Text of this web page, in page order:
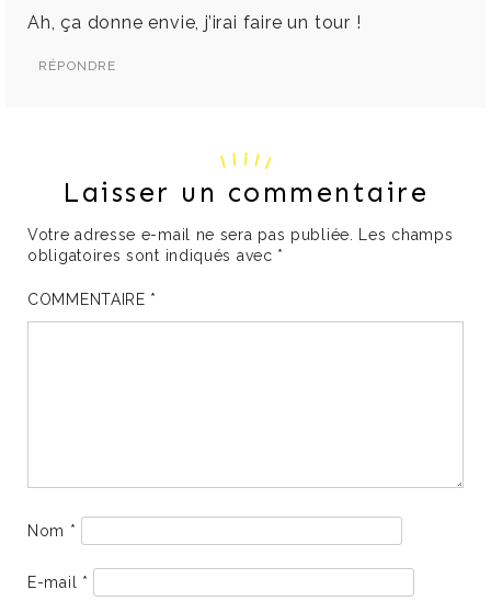
Ah, ça donne envie, j’irai faire un tour !
RÉPONDRE
Laisser un commentaire
Votre adresse e-mail ne sera pas publiée. Les champs
obligatoires sont indiqués avec *
COMMENTAIRE *
Nom *
E-mail *